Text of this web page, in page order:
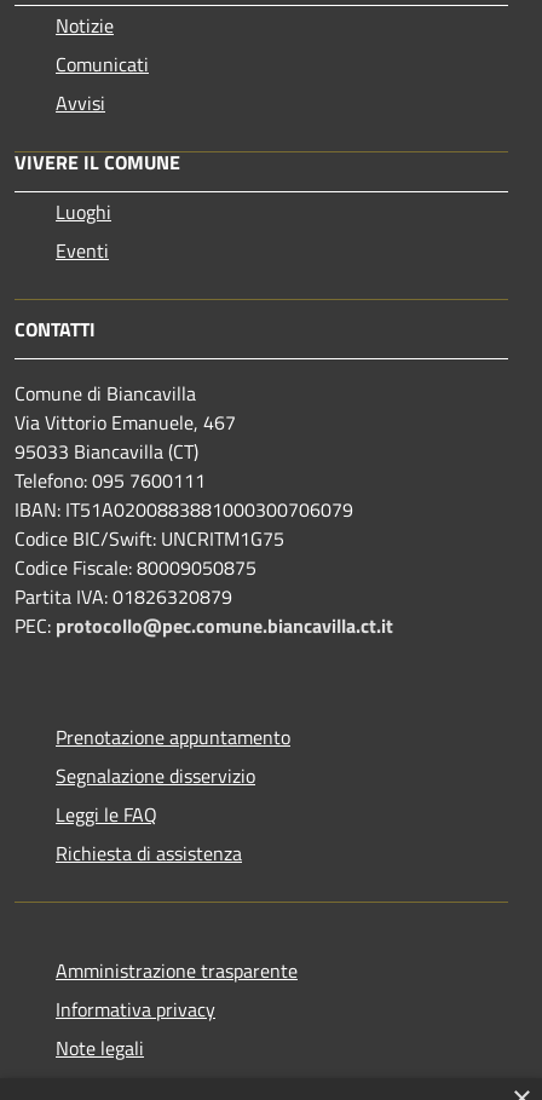
Notizie
Comunicati
Avvisi
VIVERE IL COMUNE
Luoghi
Eventi
CONTATTI
Comune di Biancavilla
Via Vittorio Emanuele, 467
95033 Biancavilla (CT)
Telefono: 095 7600111
IBAN: IT51A0200883881000300706079
Codice BIC/Swift: UNCRITM1G75
Codice Fiscale: 80009050875
Partita IVA: 01826320879
PEC: protocollo@pec.comune.biancavilla.ct.it
Prenotazione appuntamento
Segnalazione disservizio
Leggi le FAQ
Richiesta di assistenza
Amministrazione trasparente
Informativa privacy
Note legali